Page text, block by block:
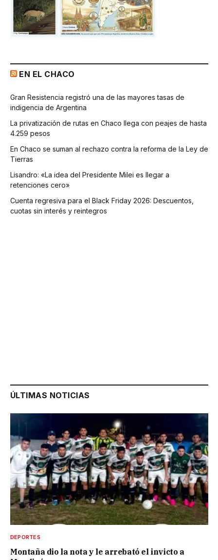
EN EL CHACO
Gran Resistencia registró una de las mayores tasas de
indigencia de Argentina
La privatización de rutas en Chaco llega con peajes de hasta
4.259 pesos
En Chaco se suman al rechazo contra la reforma de la Ley de
Tierras
Lisandro: «La idea del Presidente Milei es llegar a
retenciones cero»
Cuenta regresiva para el Black Friday 2026: Descuentos,
cuotas sin interés y reintegros
ÚLTIMAS NOTICIAS
DEPORTES
Montaña dio la nota y le arrebató el invicto a